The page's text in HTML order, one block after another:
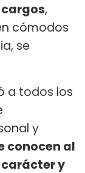
,
cómodos
se
a todos los
y
conocen al
carácter y